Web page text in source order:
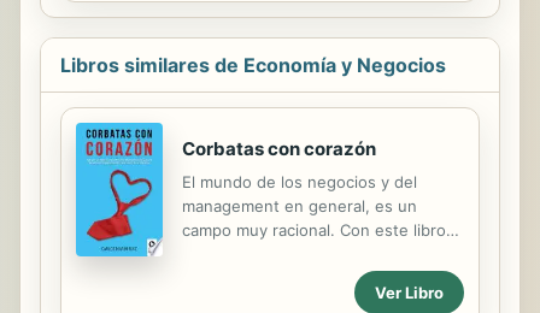
un apendice de jurisprudencia.
Libros similares de Economía y Negocios
Corbatas con corazón
El mundo de los negocios y del
management en general, es un
campo muy racional. Con este libro
experiencia de cambio personal y
profesional que se inició cuando
Ver Libro